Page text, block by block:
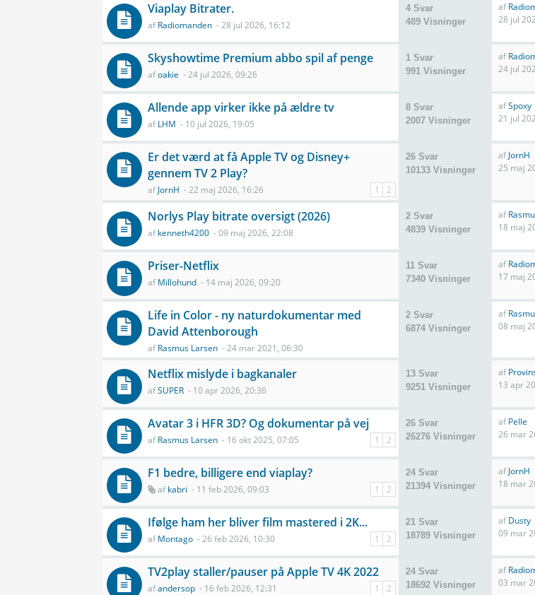
Viaplay Bitrater.
afRadiomanden - 28 jul 2026, 16:12
4 Svar
489 Visninger
af
28 jul
Skyshowtime Premium abbo spil af penge
afoakie - 24 jul 2026, 09:26
1 Svar
991 Visninger
af
24 jul
Allende app virker ikke på ældre tv
afLHM - 10 jul 2026, 19:05
8 Svar
2007 Visninger
afSpoxy
21 jul
Er det værd at få Apple TV og Disney+
gennem TV 2 Play?
afJornH - 22 maj 2026, 16:26 1 2
26 Svar
10133 Visninger
afJornH
25 maj
Norlys Play bitrate oversigt (2026)
afkenneth4200 - 09 maj 2026, 22:08
2 Svar
4839 Visninger
af
18 maj
Priser-Netflix
afMillohund - 14 maj 2026, 09:20
11 Svar
7340 Visninger
af
17 maj
Life in Color - ny naturdokumentar med
David Attenborough
afRasmus Larsen - 24 mar 2021, 06:30
2 Svar
6874 Visninger
af
08 maj
Netflix mislyde i bagkanaler
afSUPER - 10 apr 2026, 20:36
13 Svar
9251 Visninger
af
13 apr
Avatar 3 i HFR 3D? Og dokumentar på vej
afRasmus Larsen - 16 okt 2025, 07:05 1 2
26 Svar
26276 Visninger
afPelle
26 mar
F1 bedre, billigere end viaplay?
afkabri - 11 feb 2026, 09:03 1 2
24 Svar
21394 Visninger
afJornH
18 mar
Ifølge ham her bliver film mastered i 2K...
afMontago - 26 feb 2026, 10:30 1 2
21 Svar
18789 Visninger
afDusty
09 mar
TV2play staller/pauser på Apple TV 4K 2022
afandersop - 16 feb 2026, 12:31 1 2
24 Svar
18692 Visninger
af
03 mar